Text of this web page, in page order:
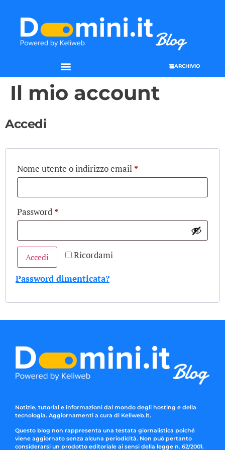
ARCHIVIO
Il mio account
Accedi
Nome utente o indirizzo email *
Password *
Ricordami
Accedi
Password dimenticata?
Notizie, tutorial e informazioni dal mondo degli hosting e della
tecnologia. Aggiornamenti a cura di Keliweb.it.
Questo blog non rappresenta una testata giornalistica poiché
viene aggiornato senza alcuna periodicità. Non può pertanto
considerarsi un prodotto editoriale ai sensi della legge n. 62/2001.